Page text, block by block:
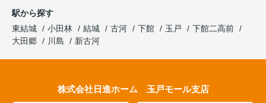
駅から探す
東結城
小田林 結城 古河 下館 玉戸
下館二高前
大田郷
川島 新古河
株式会社日進ホーム 玉戸モール支店